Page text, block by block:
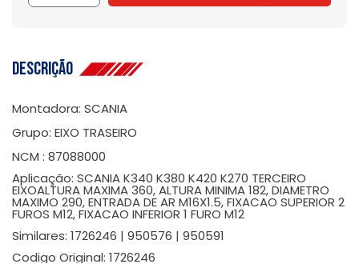
Descrição
Montadora: SCANIA
Grupo: EIXO TRASEIRO
NCM : 87088000
Aplicação: SCANIA K340 K380 K420 K270 TERCEIRO
EIXOALTURA MAXIMA 360, ALTURA MINIMA 182, DIAMETRO
MAXIMO 290, ENTRADA DE AR M16X1.5, FIXACAO SUPERIOR 2
FUROS M12, FIXACAO INFERIOR 1 FURO M12
Similares: 1726246 | 950576 | 950591
Codigo Original: 1726246